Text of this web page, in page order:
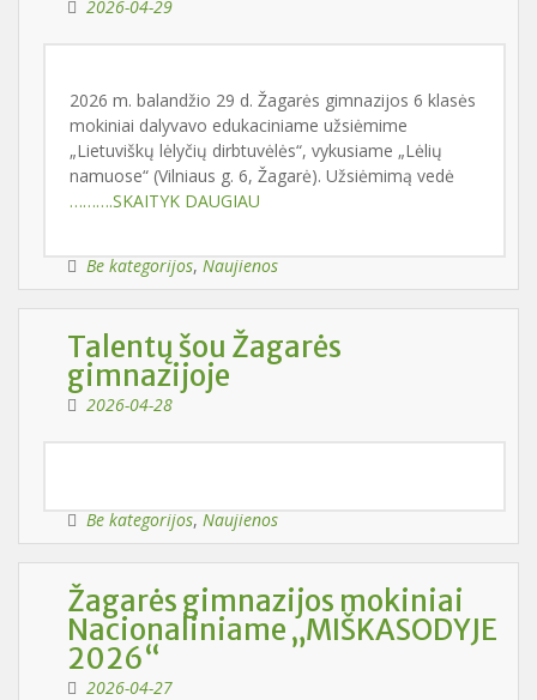
2026-04-29
2026 m. balandžio 29 d. Žagarės gimnazijos 6 klasės
mokiniai dalyvavo edukaciniame užsiėmime
„Lietuviškų lėlyčių dirbtuvėlės“, vykusiame „Lėlių
namuose“ (Vilniaus g. 6, Žagarė). Užsiėmimą vedė
……….SKAITYK DAUGIAU
Be kategorijos, Naujienos
Talentų šou Žagarės
gimnazijoje
2026-04-28
Be kategorijos, Naujienos
Žagarės gimnazijos mokiniai
Nacionaliniame „MIŠKASODYJE
2026“
2026-04-27